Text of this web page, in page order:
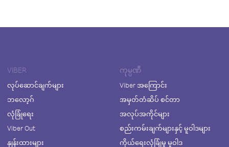
VIBER
လုပ်ဆောင်ချက်များ
ဘလော့ဂ်
လုံခြုံရေး
Viber Out
နှုန်းထားများ
ကုမ္ပဏီ
Viber အကြောင်း
အမှတ်တံဆိပ် စင်တာ
အလုပ်အကိုင်များ
စည်းကမ်းချက်များနှင့် မူဝါဒများ
ကိုယ်ရေးလုံခြုံမှု မူဝါဒ